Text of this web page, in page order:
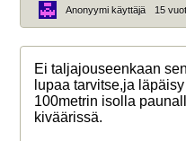
Anonyymi käyttäjä 15
Ei taljajouseenkaan
lupaa tarvitse,ja
100metrin isolla
kiväärissä.